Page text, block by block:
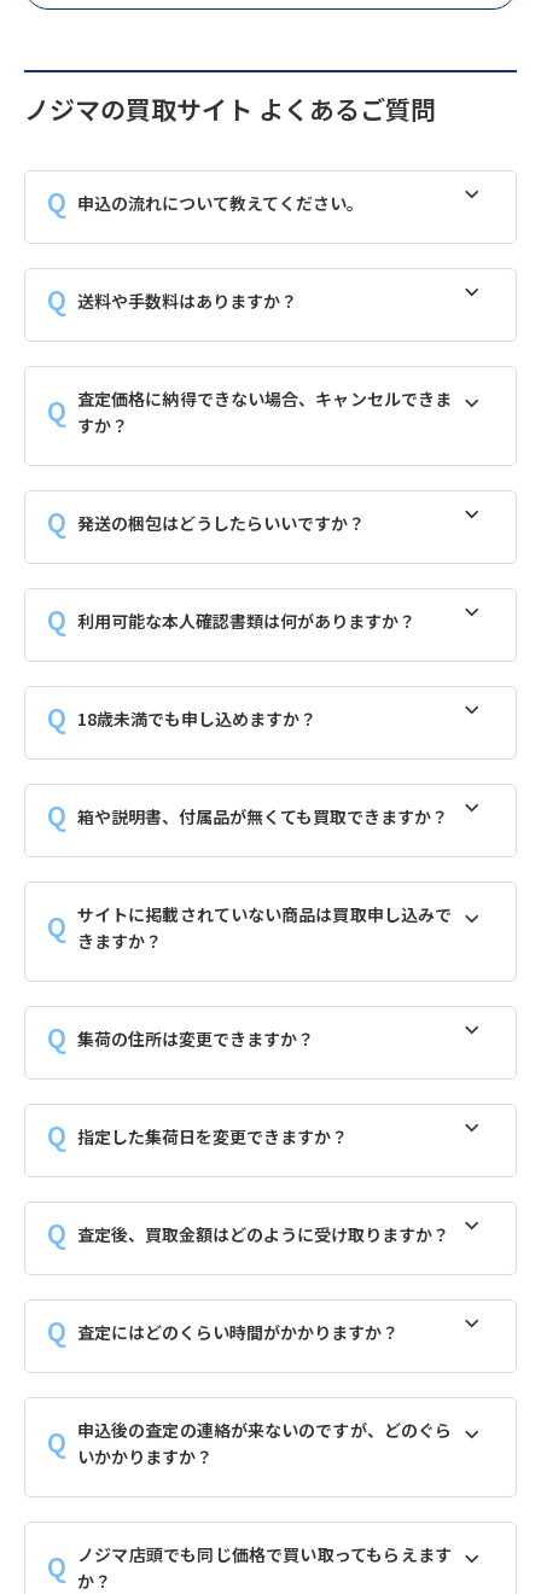
ノジマの買取サイト よくあるご質問
申込の流れについて教えてください。
送料や手数料はありますか？
査定価格に納得できない場合、キャンセルできま
すか？
発送の梱包はどうしたらいいですか？
利用可能な本人確認書類は何がありますか？
18歳未満でも申し込めますか？
箱や説明書、付属品が無くても買取できますか？
サイトに掲載されていない商品は買取申し込みで
きますか？
集荷の住所は変更できますか？
指定した集荷日を変更できますか？
査定後、買取金額はどのように受け取りますか？
査定にはどのくらい時間がかかりますか？
申込後の査定の連絡が来ないのですが、どのぐら
いかかりますか？
ノジマ店頭でも同じ価格で買い取ってもらえます
か？